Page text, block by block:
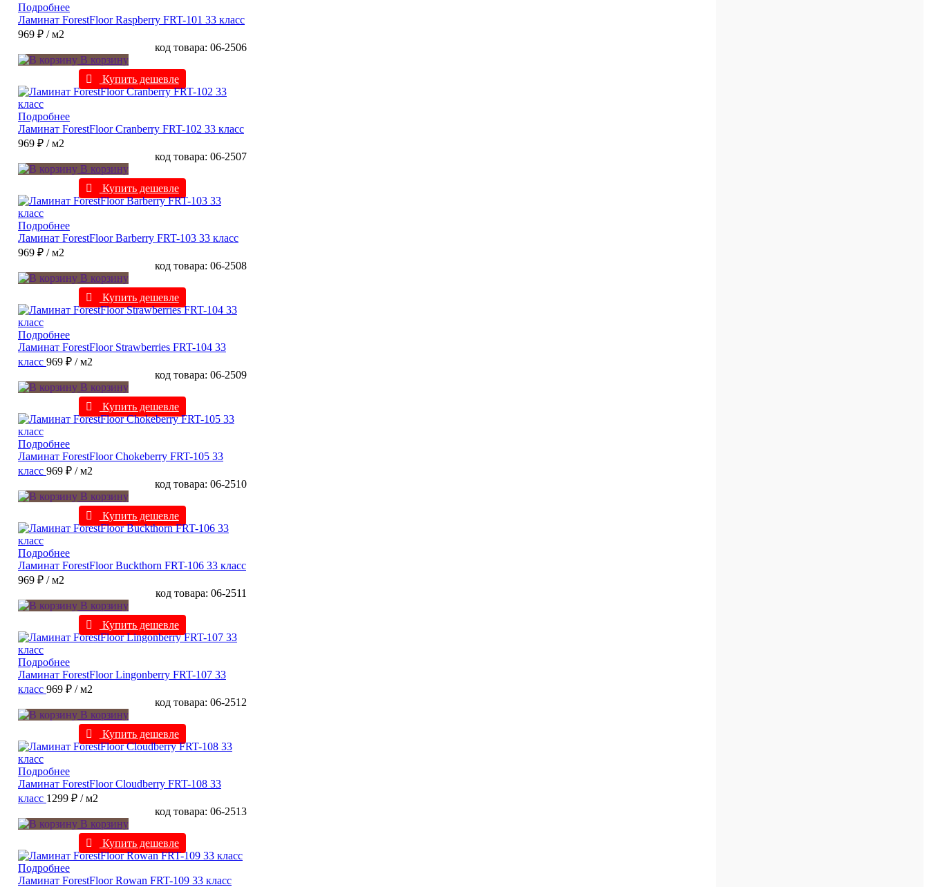
Подробнее
Ламинат ForestFloor Raspberry FRT-101 33 класс
969 ₽ / м2
код товара: 06-2506
В корзину
Купить дешевле
Подробнее
Ламинат ForestFloor Cranberry FRT-102 33 класс
969 ₽ / м2
код товара: 06-2507
В корзину
Купить дешевле
Подробнее
Ламинат ForestFloor Barberry FRT-103 33 класс
969 ₽ / м2
код товара: 06-2508
В корзину
Купить дешевле
Подробнее
Ламинат ForestFloor Strawberries FRT-104 33
класс 969 ₽ / м2
код товара: 06-2509
В корзину
Купить дешевле
Подробнее
Ламинат ForestFloor Chokeberry FRT-105 33
класс 969 ₽ / м2
код товара: 06-2510
В корзину
Купить дешевле
Подробнее
Ламинат ForestFloor Buckthorn FRT-106 33 класс
969 ₽ / м2
код товара: 06-2511
В корзину
Купить дешевле
Подробнее
Ламинат ForestFloor Lingonberry FRT-107 33
класс 969 ₽ / м2
код товара: 06-2512
В корзину
Купить дешевле
Подробнее
Ламинат ForestFloor Cloudberry FRT-108 33
класс 1299 ₽ / м2
код товара: 06-2513
В корзину
Купить дешевле
Подробнее
Ламинат ForestFloor Rowan FRT-109 33 класс